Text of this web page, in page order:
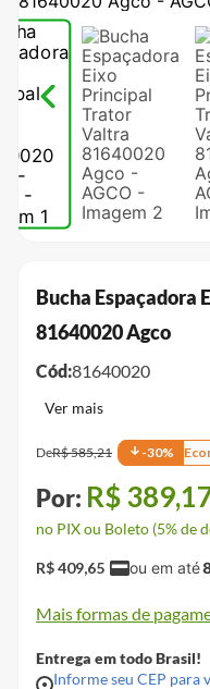
Bucha Espaçadora
81640020 Agco
Cód:81640020
DeR$585,21 -30%
R$389,
no PIX ou Boleto (5% de
R$409,65
Mais formas de
Entrega em todo Brasil!
Informe seu CEP para